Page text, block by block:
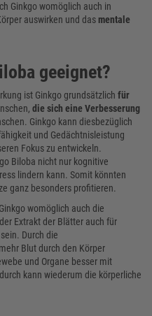
Ginkgo womöglich auch in
auswirken und das mentale
geeignet?
ist Ginkgo grundsätzlich für
die sich eine Verbesserung
Ginkgo kann diesbezüglich
und Gedächtnisleistung
Fokus zu entwickeln.
Biloba nicht nur kognitive
lindern kann. Somit könnten
ganz besonders profitieren.
womöglich auch die
Extrakt der Blätter auch für
Durch die
Blut durch den Körper
und Organe besser mit
kann wiederum die körperliche